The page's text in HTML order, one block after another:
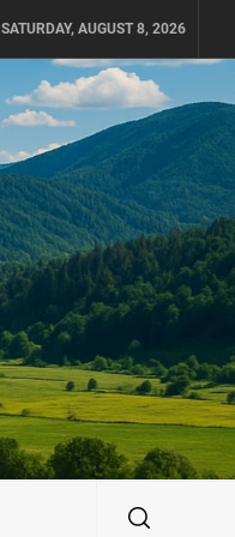
SATURDAY, AUGUST 8, 2026